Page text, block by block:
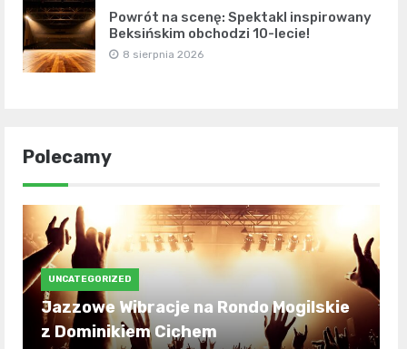
Powrót na scenę: Spektakl inspirowany
Beksińskim obchodzi 10-lecie!
8 sierpnia 2026
Polecamy
UNCATEGORIZED
Jazzowe Wibracje na Rondo Mogilskie
z Dominikiem Cichem